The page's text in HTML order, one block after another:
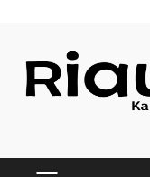
content